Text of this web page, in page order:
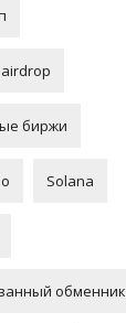
биржи
Solana
обменник